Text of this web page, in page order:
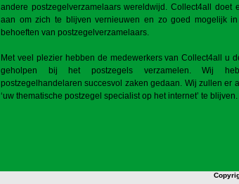
andere postzegelverzamelaars wereldwijd. Collect4all doet
aan om zich te blijven vernieuwen en zo goed mogelijk
behoeften van postzegelverzamelaars.
Met veel plezier hebben de medewerkers van Collect4all u
geholpen bij het postzegels verzamelen. Wij
postzegelhandelaren succesvol zaken gedaan. Wij zullen er
‘uw thematische postzegel specialist op het internet’ te blijven.